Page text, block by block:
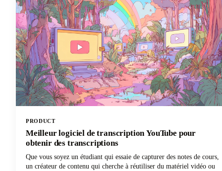
PRODUCT
Meilleur logiciel de transcription YouTube pour
obtenir des transcriptions
Que vous soyez un étudiant qui essaie de capturer des notes de cours,
un créateur de contenu qui cherche à réutiliser du matériel vidéo ou